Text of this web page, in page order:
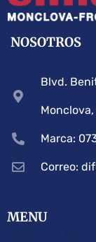
NOSOTROS
Blvd.
Marca:
Correo:
MENU